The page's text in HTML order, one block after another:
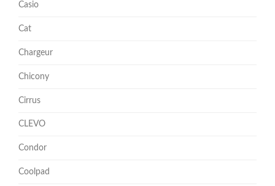
Casio
Cat
Chargeur
Chicony
Cirrus
CLEVO
Condor
Coolpad